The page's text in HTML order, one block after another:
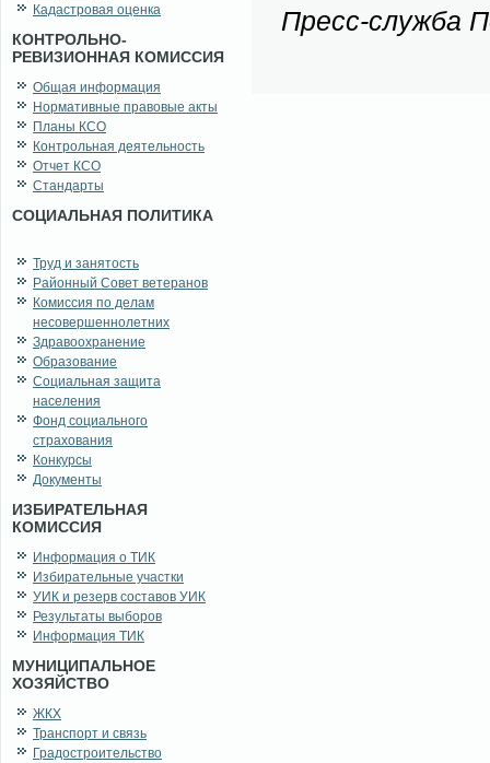
Кадастровая оценка
КОНТРОЛЬНО-
РЕВИЗИОННАЯ КОМИССИЯ
Общая информация
Нормативные правовые акты
Планы КСО
Контрольная деятельность
Отчет КСО
Стандарты
СОЦИАЛЬНАЯ ПОЛИТИКА
Труд и занятость
Районный Совет ветеранов
Комиссия по делам
несовершеннолетних
Здравоохранение
Образование
Социальная защита
населения
Фонд социального
страхования
Конкурсы
Документы
ИЗБИРАТЕЛЬНАЯ
КОМИССИЯ
Информация о ТИК
Избирательные участки
УИК и резерв составов УИК
Результаты выборов
Информация ТИК
МУНИЦИПАЛЬНОЕ
ХОЗЯЙСТВО
ЖКХ
Транспорт и связь
Градостроительство
Пресс-служ­ба